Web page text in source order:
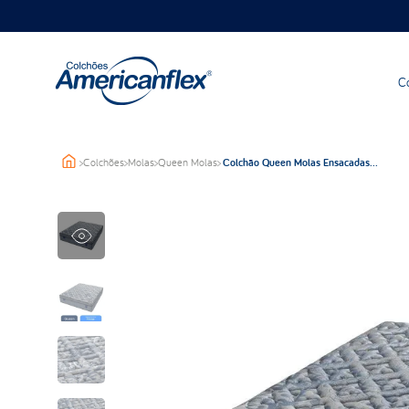
>Colchões>Molas>Queen Molas>Colchão Queen Molas Ensacadas